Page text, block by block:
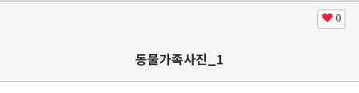
0
동물가족사진_1